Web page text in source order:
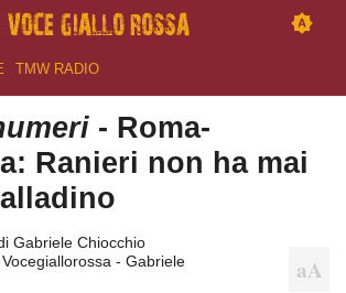
TMW RADIO
- Roma-
Ranieri non ha mai
Gabriele Chiocchio
- Gabriele